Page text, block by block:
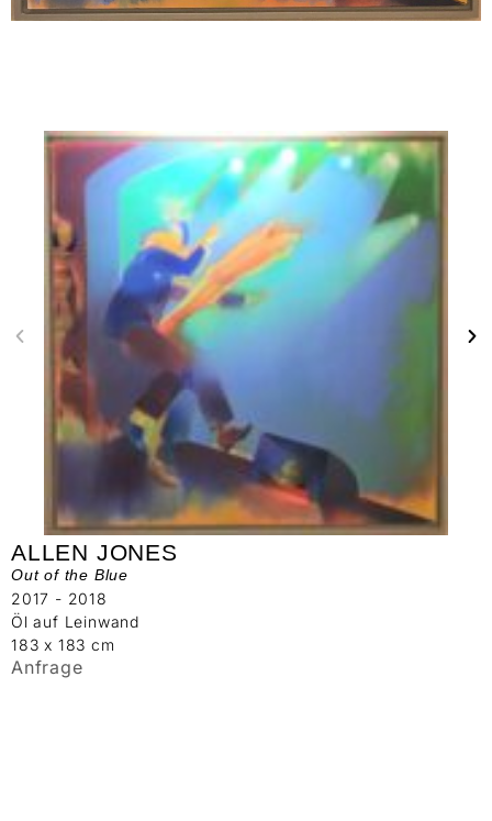
ALLEN JONES
Out of the Blue
2017 - 2018
Öl auf Leinwand
183 x 183 cm
Anfrage